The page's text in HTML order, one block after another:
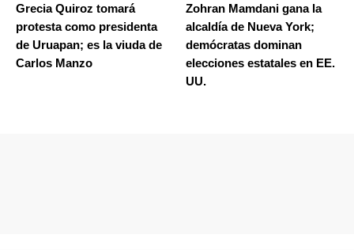
Grecia Quiroz tomará
protesta como presidenta
de Uruapan; es la viuda de
Carlos Manzo
Zohran Mamdani gana la
alcaldía de Nueva York;
demócratas dominan
elecciones estatales en EE.
UU.